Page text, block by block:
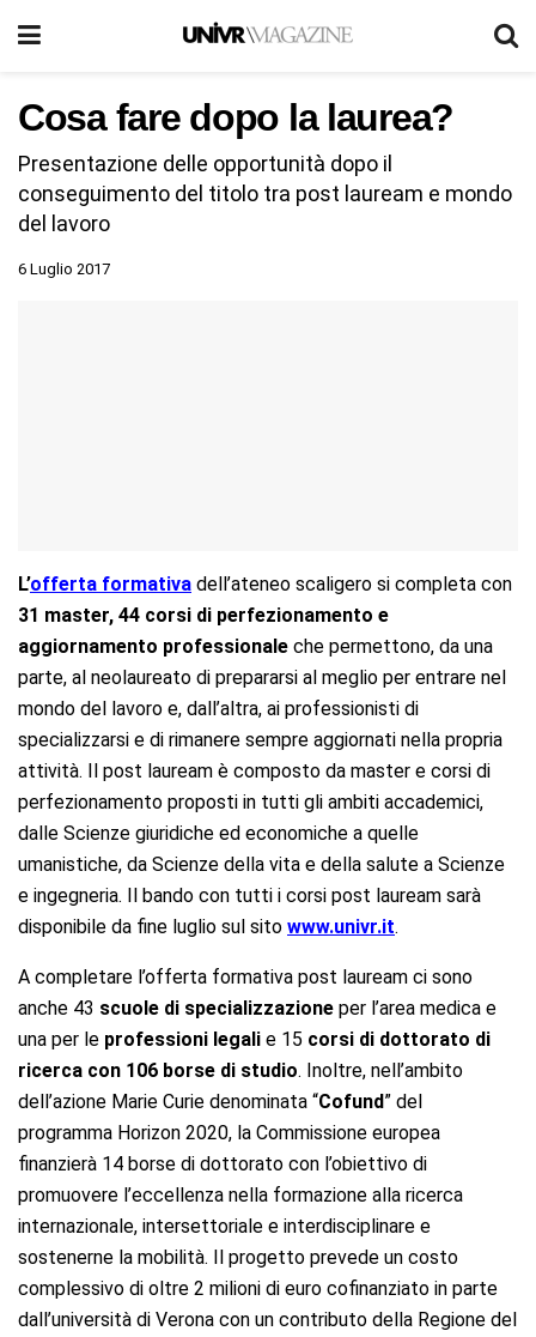
Cosa fare dopo la laurea?
Presentazione delle opportunità dopo il
conseguimento del titolo tra post lauream e mondo
del lavoro
6 Luglio 2017
L’offerta formativa dell’ateneo scaligero si completa con
31 master, 44 corsi di perfezionamento e
aggiornamento professionale che permettono, da una
parte, al neolaureato di prepararsi al meglio per entrare nel
mondo del lavoro e, dall’altra, ai professionisti di
specializzarsi e di rimanere sempre aggiornati nella propria
attività. Il post lauream è composto da master e corsi di
perfezionamento proposti in tutti gli ambiti accademici,
dalle Scienze giuridiche ed economiche a quelle
umanistiche, da Scienze della vita e della salute a Scienze
e ingegneria. Il bando con tutti i corsi post lauream sarà
disponibile da fine luglio sul sito www.univr.it.
A completare l’offerta formativa post lauream ci sono
anche 43 scuole di specializzazione per l’area medica e
una per le professioni legali e 15 corsi di dottorato di
ricerca con 106 borse di studio. Inoltre, nell’ambito
dell’azione Marie Curie denominata “Cofund” del
programma Horizon 2020, la Commissione europea
finanzierà 14 borse di dottorato con l’obiettivo di
promuovere l’eccellenza nella formazione alla ricerca
internazionale, intersettoriale e interdisciplinare e
sostenerne la mobilità. Il progetto prevede un costo
complessivo di oltre 2 milioni di euro cofinanziato in parte
dall’università di Verona con un contributo della Regione del